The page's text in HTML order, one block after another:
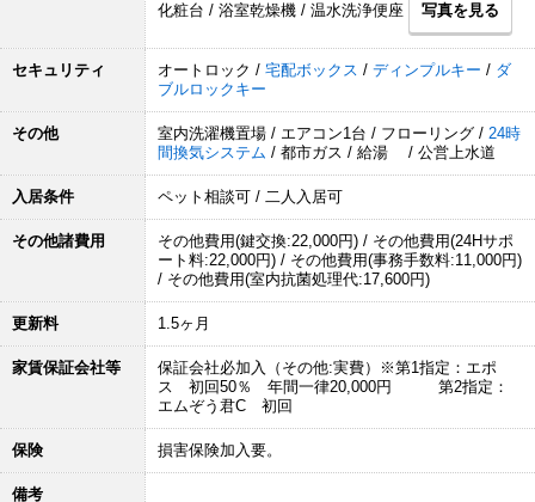
化粧台 / 浴室乾燥機 / 温水洗浄便座 写真を見る
セキュリティ オートロック / 宅配ボックス / ディンプルキー / ダ
ブルロックキー
その他 室内洗濯機置場 / エアコン1台 / フローリング / 24時
間換気システム / 都市ガス / 給湯 / 公営上水道
入居条件 ペット相談可 / 二人入居可
その他諸費用
その他費用(鍵交換:22,000円) / その他費用(24Hサポ
ート料:22,000円) / その他費用(事務手数料:11,000円)
/ その他費用(室内抗菌処理代:17,600円)
更新料 1.5ヶ月
家賃保証会社等
保証会社必加入（その他:実費）※第1指定：エポ
ス 初回50％ 年間一律20,000円 第2指定：
エムぞう君C 初回
保険 損害保険加入要。
備考